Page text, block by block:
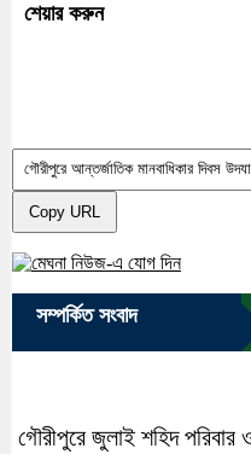
শেয়ার করুন
Copy URL
সম্পর্কিত সংবাদ
গৌরীপুরে জুলাই শহিদ পরিবার